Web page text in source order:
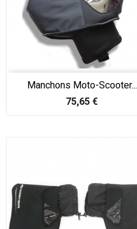
Manchons Moto-Scooter...
Prix
75,65 €